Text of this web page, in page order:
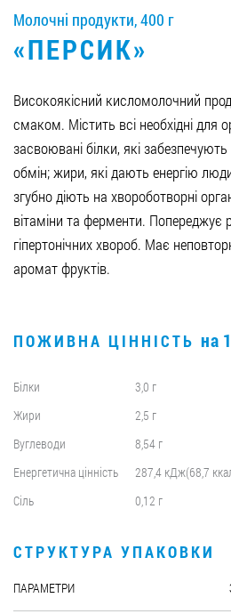
СТАТИ
0412 42 29
Молочні продукти, 400 г
«ПЕРСИК»
Високоякісний кисломолочний
смаком. Містить всі необхідні для
засвоювані білки, які
обмін; жири, які дають енергію
згубно діють на хвороботворні
вітаміни та ферменти. Попереджує
гіпертонічних хвороб. Має
аромат фруктів.
ПОЖИВНА ЦІННІСТЬ на
Білки
3,0 г
Жири
2,5 г
Вуглеводи
8,54 г
Енергетична цінність
287,4 кДж(68,7
Сіль
0,12 г
СТРУКТУРА УПАКОВКИ
ПАРАМЕТРИ